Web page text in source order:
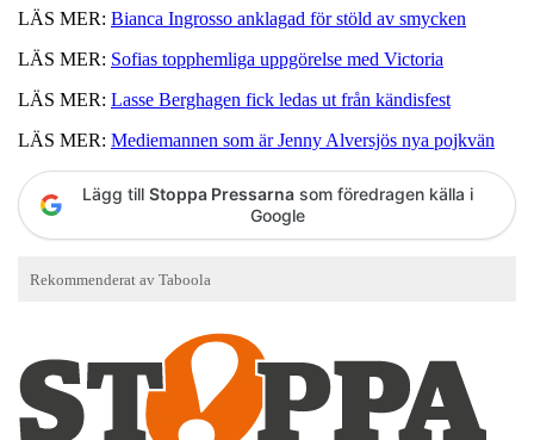
LÄS MER: Bianca Ingrosso anklagad för stöld av smycken
LÄS MER: Sofias topphemliga uppgörelse med Victoria
LÄS MER: Lasse Berghagen fick ledas ut från kändisfest
LÄS MER: Mediemannen som är Jenny Alversjös nya pojkvän
Lägg till Stoppa Pressarna som föredragen källa i
Google